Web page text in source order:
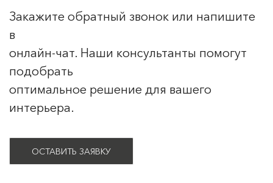
Закажите обратный звонок или напишите
в
онлайн-чат. Наши консультанты помогут
подобрать
оптимальное решение для вашего
интерьера.
ОСТАВИТЬ ЗАЯВКУ